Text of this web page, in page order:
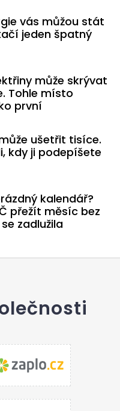
vás můžou stát
jeden špatný
může skrývat
Tohle místo
první
ušetřit tisíce.
kdy ji podepíšete
kalendář?
přežít měsíc bez
zadlužila